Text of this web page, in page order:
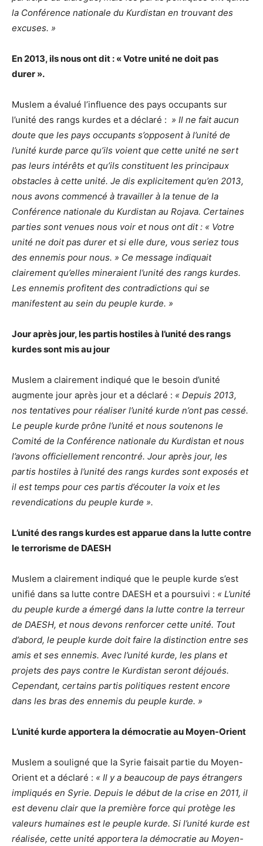
la Conférence nationale du Kurdistan en trouvant des
excuses. »
En 2013, ils nous ont dit : « Votre unité ne doit pas
durer ».
Muslem a évalué l’influence des pays occupants sur
l’unité des rangs kurdes et a déclaré : » Il ne fait aucun
doute que les pays occupants s’opposent à l’unité de
l’unité kurde parce qu’ils voient que cette unité ne sert
pas leurs intérêts et qu’ils constituent les principaux
obstacles à cette unité. Je dis explicitement qu’en 2013,
nous avons commencé à travailler à la tenue de la
Conférence nationale du Kurdistan au Rojava. Certaines
parties sont venues nous voir et nous ont dit : « Votre
unité ne doit pas durer et si elle dure, vous seriez tous
des ennemis pour nous. » Ce message indiquait
clairement qu’elles mineraient l’unité des rangs kurdes.
Les ennemis profitent des contradictions qui se
manifestent au sein du peuple kurde. »
Jour après jour, les partis hostiles à l’unité des rangs
kurdes sont mis au jour
Muslem a clairement indiqué que le besoin d’unité
augmente jour après jour et a déclaré : « Depuis 2013,
nos tentatives pour réaliser l’unité kurde n’ont pas cessé.
Le peuple kurde prône l’unité et nous soutenons le
Comité de la Conférence nationale du Kurdistan et nous
l’avons officiellement rencontré. Jour après jour, les
partis hostiles à l’unité des rangs kurdes sont exposés et
il est temps pour ces partis d’écouter la voix et les
revendications du peuple kurde ».
L’unité des rangs kurdes est apparue dans la lutte contre
le terrorisme de DAESH
Muslem a clairement indiqué que le peuple kurde s’est
unifié dans sa lutte contre DAESH et a poursuivi : « L’unité
du peuple kurde a émergé dans la lutte contre la terreur
de DAESH, et nous devons renforcer cette unité. Tout
d’abord, le peuple kurde doit faire la distinction entre ses
amis et ses ennemis. Avec l’unité kurde, les plans et
projets des pays contre le Kurdistan seront déjoués.
Cependant, certains partis politiques restent encore
dans les bras des ennemis du peuple kurde. »
L’unité kurde apportera la démocratie au Moyen-Orient
Muslem a souligné que la Syrie faisait partie du Moyen-
Orient et a déclaré : « Il y a beaucoup de pays étrangers
impliqués en Syrie. Depuis le début de la crise en 2011, il
est devenu clair que la première force qui protège les
valeurs humaines est le peuple kurde. Si l’unité kurde est
réalisée, cette unité apportera la démocratie au Moyen-